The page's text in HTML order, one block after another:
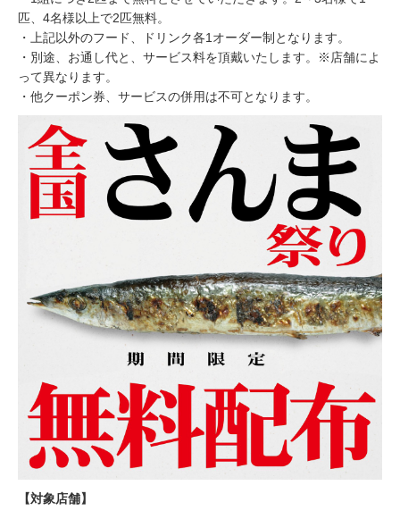
匹、4名様以上で2匹無料。
・上記以外のフード、ドリンク各1オーダー制となります。
・別途、お通し代と、サービス料を頂戴いたします。※店舗によ
って異なります。
・他クーポン券、サービスの併用は不可となります。
【対象店舗】